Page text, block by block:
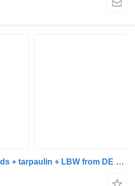
MAN TGM 18.320 boards + tarpaulin + LBW from DE TOP1 ORIGINAL MILEAG